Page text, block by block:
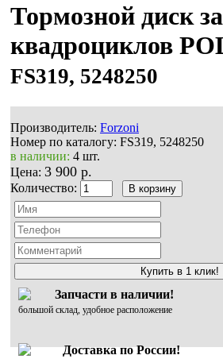
Тормозной диск
квадроциклов
FS319, 5248250
Производитель: Forzoni
Номер по каталогу: FS319, 5248250
в наличии: 4 шт.
Цена: 3 900 р.
Количество:
Купить в 1 клик!
Запчасти в наличии!
большой склад, удобное расположение
Доставка по России!